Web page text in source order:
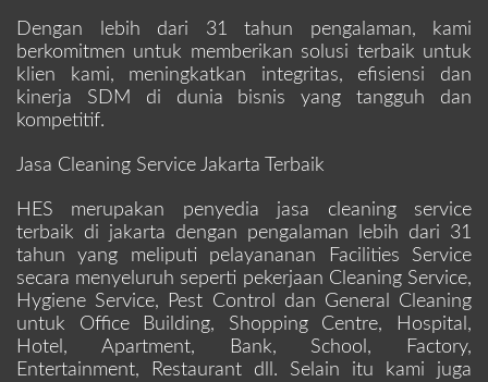
Dengan lebih dari 31 tahun pengalaman, kami
berkomitmen untuk memberikan solusi terbaik untuk
klien kami, meningkatkan integritas, efisiensi dan
kinerja SDM di dunia bisnis yang tangguh dan
kompetitif.
Jasa Cleaning Service Jakarta Terbaik
HES merupakan penyedia jasa cleaning service
terbaik di jakarta dengan pengalaman lebih dari 31
tahun yang meliputi pelayananan Facilities Service
secara menyeluruh seperti pekerjaan Cleaning Service,
Hygiene Service, Pest Control dan General Cleaning
untuk Office Building, Shopping Centre, Hospital,
Hotel, Apartment, Bank, School, Factory,
Entertainment, Restaurant dll. Selain itu kami juga